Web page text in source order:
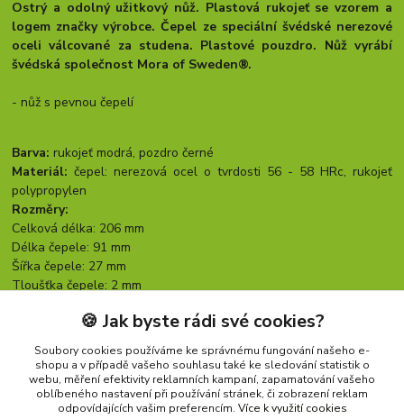
Ostrý a odolný užitkový nůž. Plastová rukojeť se vzorem a
logem značky výrobce. Čepel ze speciální švédské nerezové
oceli válcované za studena. Plastové pouzdro. Nůž vyrábí
švédská společnost Mora of Sweden®.
- nůž s pevnou čepelí
Barva:rukojeť modrá, pozdro černé
Materiál:čepel: nerezová ocel o tvrdosti 56 - 58 HRc, rukojeť
polypropylen
Rozměry:
Celková délka: 206 mm
Délka čepele: 91 mm
Šířka čepele: 27 mm
Tloušťka čepele: 2 mm
Zboží zařazeno v kategoriích
NOŽE
🍪 Jak byste rádi své cookies?
Soubory cookies používáme ke správnému fungování našeho e-
shopu a v případě vašeho souhlasu také ke sledování statistik o
webu, měření efektivity reklamních kampaní, zapamatování vašeho
oblíbeného nastavení při používání stránek, či zobrazení reklam
odpovídajících vašim preferencím. Více k využití cookies